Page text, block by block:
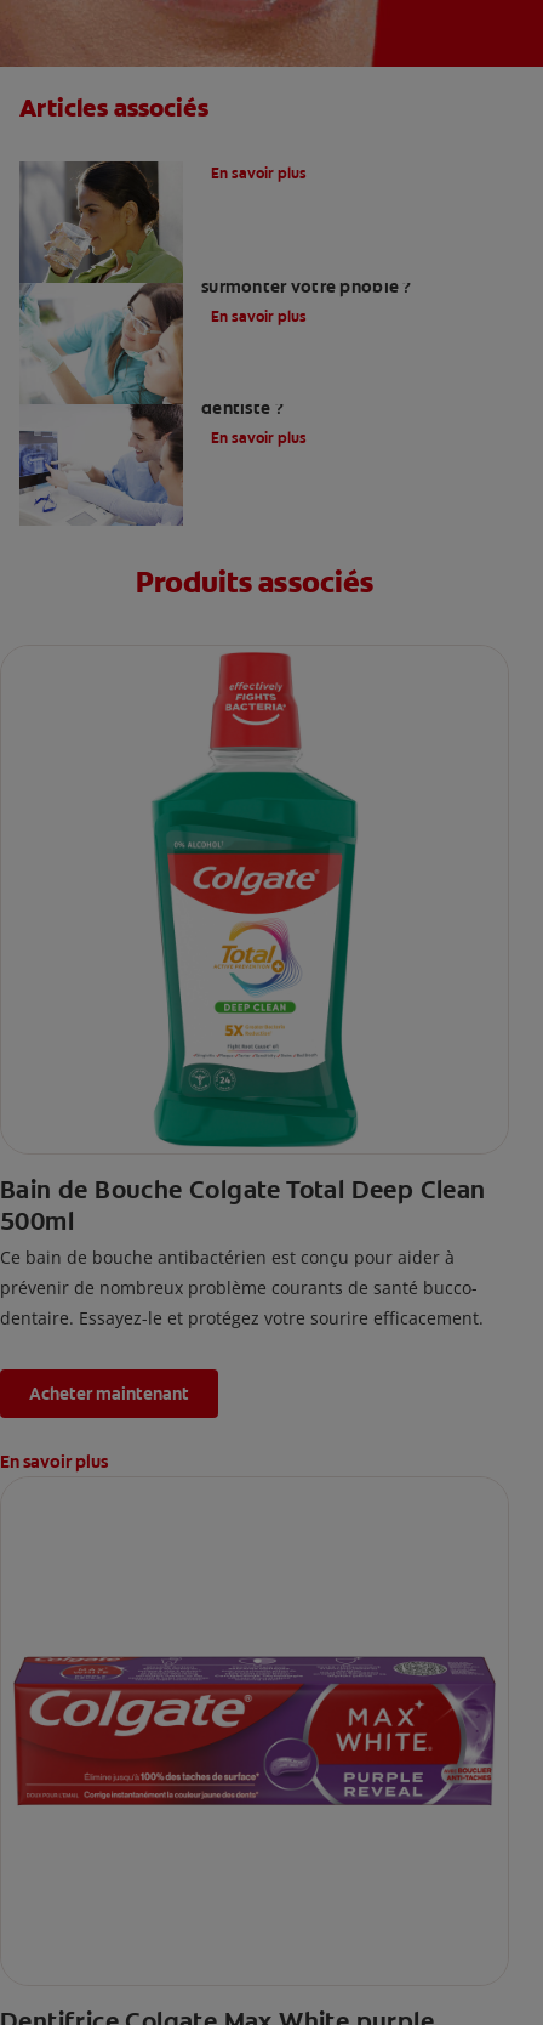
Articles associés
En savoir plus
surmonter votre phobie ?
En savoir plus
dentiste ?
En savoir plus
Produits associés
Bain de Bouche Colgate Total Deep Clean
500ml
Ce bain de bouche antibactérien est conçu pour aider à
prévenir de nombreux problème courants de santé bucco-
dentaire. Essayez-le et protégez votre sourire efficacement.
Acheter maintenant
En savoir plus